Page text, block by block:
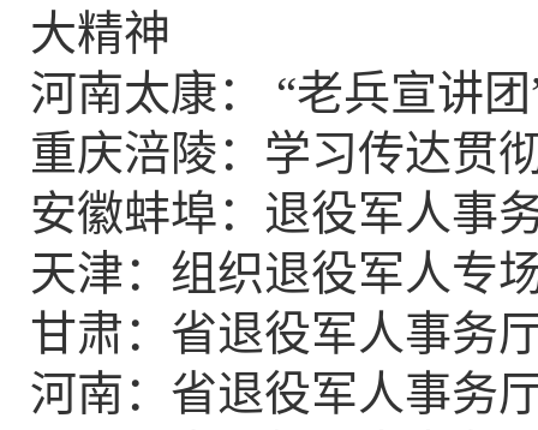
大精神
河南太康： “老兵宣讲
重庆涪陵：学习传达贯
安徽蚌埠：退役军人事
天津：组织退役军人专
甘肃：省退役军人事务
河南：省退役军人事务